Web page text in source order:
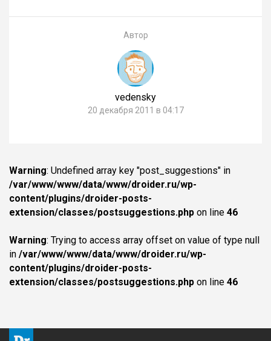
Автор
vedensky
20 декабря 2011 в 04:17
Warning: Undefined array key "post_suggestions" in
/var/www/www/data/www/droider.ru/wp-
content/plugins/droider-posts-
extension/classes/postsuggestions.php on line 46
Warning: Trying to access array offset on value of type null
in /var/www/www/data/www/droider.ru/wp-
content/plugins/droider-posts-
extension/classes/postsuggestions.php on line 46